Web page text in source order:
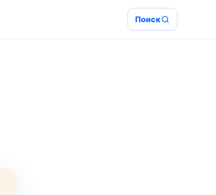
Поиск